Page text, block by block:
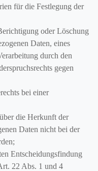
für die Festlegung der
oder Löschung
Daten, eines
durch den
gegen
bei einer
die Herkunft der
Daten nicht bei der
Entscheidungsfindung
22 Abs. 1 und 4